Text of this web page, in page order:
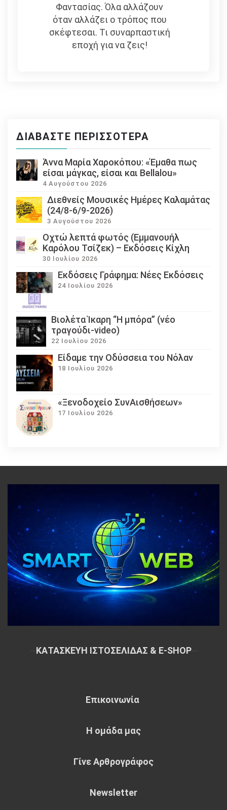
Φαντασίας. Όλα αλλάζουν
όταν αλλάζει ο τρόπος που
σκέφτεσαι. Τι συναρπαστική
εποχή για να ζεις!
ΔΙΑΒΆΣΤΕ ΠΕΡΙΣΣΌΤΕΡΑ
Άννα Μαρία Χαροκόπου: «Έμαθα πως
είσαι μάγκας, είσαι και Bellalou»
4 Αυγούστου 2026
Διεθνείς Μουσικές Ημέρες Καλαμάτας
(24/8-6/9-2026)
3 Αυγούστου 2026
Οχτώ λεπτά φωτός (Εμμανουήλ
Καρόλου Τσίζεκ) – Εκδόσεις Κίχλη
30 Ιουλίου 2026
Εκδόσεις Γράφημα: Νέες Εκδόσεις
24 Ιουλίου 2026
Βιολέτα Ίκαρη “Η μπόρα” (νέο
τραγούδι-video)
22 Ιουλίου 2026
Eίδαμε την Οδύσσεια του Νόλαν
18 Ιουλίου 2026
«Ξενοδοχείο ΣυνΑισθήσεων»
17 Ιουλίου 2026
ΚΑΤΑΣΚΕΥΗ ΙΣΤΟΣΕΛΙΔΑΣ & E-SHOP~
Επικοινωνία
Η ομάδα μας
Γίνε Αρθρογράφος
Newsletter